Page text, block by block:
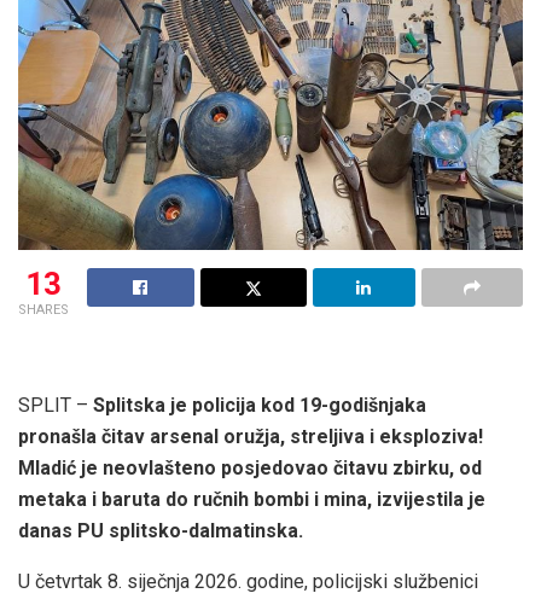
13
SHARES
SPLIT – Splitska je policija kod 19-godišnjaka
pronašla čitav arsenal oružja, streljiva i eksploziva!
Mladić je neovlašteno posjedovao čitavu zbirku, od
metaka i baruta do ručnih bombi i mina, izvijestila je
danas PU splitsko-dalmatinska.
U četvrtak 8. siječnja 2026. godine, policijski službenici